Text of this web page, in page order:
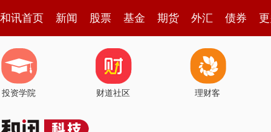
和讯首页 新闻 股票 基金 期货 外汇 债券
投资学院 财道社区 理财客